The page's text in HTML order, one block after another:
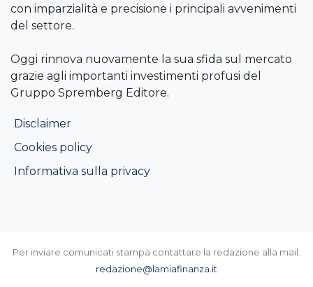
con imparzialità e precisione i principali avvenimenti
del settore.
Oggi rinnova nuovamente la sua sfida sul mercato
grazie agli importanti investimenti profusi del
Gruppo Spremberg Editore.
Disclaimer
Cookies policy
Informativa sulla privacy
Per inviare comunicati stampa contattare la redazione alla mail:
redazione@lamiafinanza.it